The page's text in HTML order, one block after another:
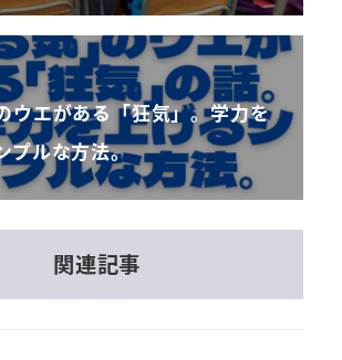
ウエがある「狂気」。学力を
プルな方法。
関連記事